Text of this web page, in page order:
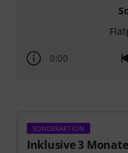
0:00
SONDERAKTION
Inklusive 3